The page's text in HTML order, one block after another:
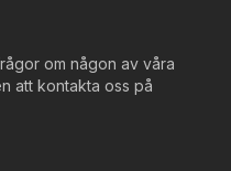
om någon av våra
att kontakta oss på